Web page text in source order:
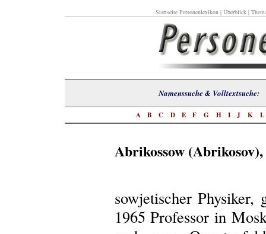
Startseite Personenlexikon| Überblick|
Namenssuche &
A B C D E F G H I J K L
Abrikossow
sowjetischer Physiker,
1965 Professor in